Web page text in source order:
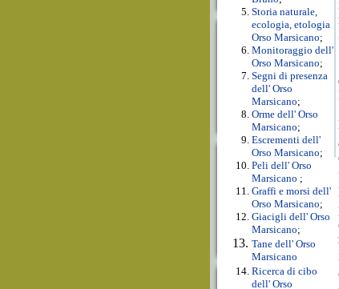
Storia naturale,
ecologia, etologia
Orso Marsicano;
Monitoraggio dell'
Orso Marsicano;
Segni di presenza
dell' Orso
Marsicano;
Orme dell' Orso
Marsicano;
Escrementi dell'
Orso Marsicano;
Peli dell' Orso
Marsicano ;
Graffi e morsi dell'
Orso Marsicano;
Giacigli dell' Orso
Marsicano;
Tane dell' Orso
Marsicano
Ricerca di cibo
dell' Orso